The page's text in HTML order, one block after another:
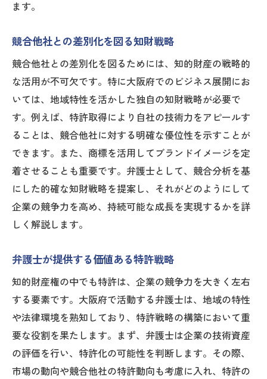
ます。
競合他社との差別化を図る知財戦略
競合他社との差別化を図るためには、知的財産の戦略的
な活用が不可欠です。特に大阪府でのビジネス展開にお
いては、地域特性を活かした独自の知財戦略が必要で
す。例えば、特許取得により自社の技術力をアピールす
ることは、競合他社に対する明確な優位性を示すことが
できます。また、商標を活用してブランドイメージを定
着させることも重要です。弁護士として、競合分析を基
にした的確な知財戦略を提案し、それがどのようにして
企業の競争力を高め、持続可能な成長を実現するかを詳
しく解説します。
弁護士が提供する価値ある特許戦略
知的財産権の中でも特許は、企業の競争力を大きく左右
する要素です。大阪府で活動する弁護士は、地域の特性
や法律環境を熟知しており、特許戦略の構築において重
要な役割を果たします。まず、弁護士は企業の技術資産
の評価を行い、特許化の可能性を判断します。その際、
市場の動向や競合他社の特許動向も考慮に入れ、特許の